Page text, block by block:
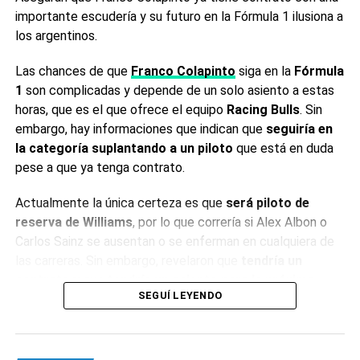
desarrollo de los compuestos de lluvia.
reavivó las preocupaciones sobre la seguridad en una
región que en los últimos años fue un pilar del calendario
de la Fórmula 1. Con el campeonato a la vuelta de la
esquina, la categoría enfrenta el desafío de preservar su
planificación deportiva en un escenario internacional
cambiante.
Fuente: Agencia de Noticias NA
importante escudería y su futuro en la Fórmula 1 ilusiona a
los argentinos.
Las chances de que Franco Colapinto siga en la Fórmula
1 son complicadas y depende de un solo asiento a estas
horas, que es el que ofrece el equipo Racing Bulls. Sin
embargo, hay informaciones que indican que seguiría en
la categoría suplantando a un piloto que está en duda
pese a que ya tenga contrato.
Actualmente la única certeza es que será piloto de
reserva de Williams, por lo que correría si Alex Albon o
Carlos Sainz se ausentan o se enferman en cualquiera de
contrato y que tendría un asiento para la próxima
Aseguran que Franco
SEGUÍ LEYENDO